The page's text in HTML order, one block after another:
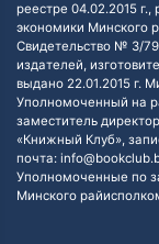
реестре 04.02.2015
экономики Минского
Свидетельство № 3/
издателей,
выдано 22.01.2015 г.
Уполномоченный на
заместитель
«Книжный Клуб»,
почта:
Уполномоченные по
Минского